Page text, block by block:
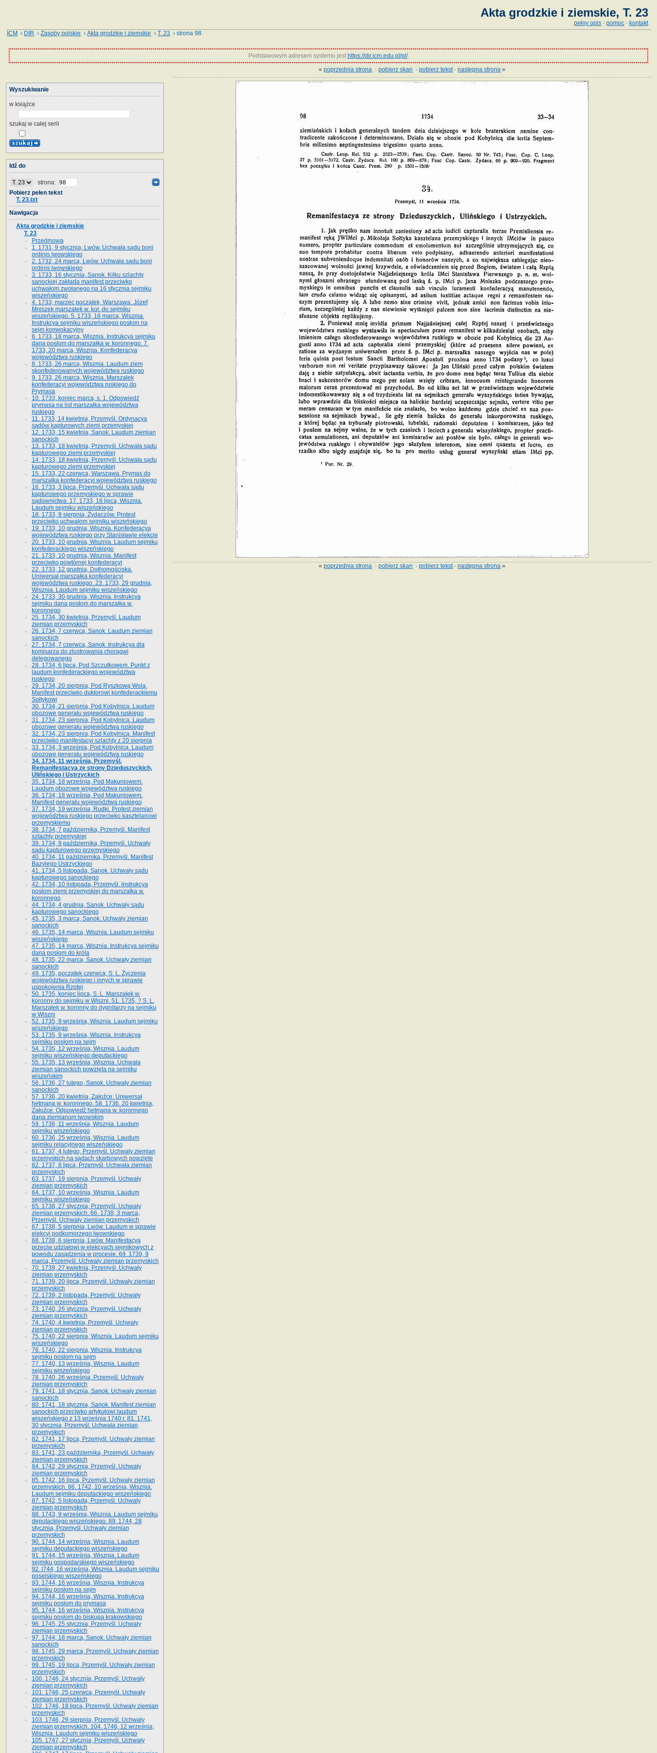
Akta grodzkie i ziemskie, T. 23
pełny opis · pomoc · kontakt
ICM › DIR ›Zasoby polskie ›Akta grodzkie i ziemskie ›T. 23 › strona 98
Podstawowym adresem systemu jest https://dir.icm.edu.pl/pl/.
«poprzednia strona ·pobierz skan ·pobierz tekst·następna strona »
«poprzednia strona ·pobierz skan ·pobierz tekst·następna strona »
Wyszukiwanie
w książce
szukaj w całej serii
Idź do
strona:
Pobierz pełen tekst
T. 23.txt
Nawigacja
Akta grodzkie i ziemskie
T. 23
Przedmowa
1. 1731, 9 stycznia, Lwów. Uchwała sądu boni
ordinis lwowskiego
2. 1732, 24 marca, Lwów. Uchwała sądu boni
ordinis lwowskiego
3. 1733, 16 stycznia, Sanok. Kilku szlachty
sanockiej zakłada manifest przeciwko
uchwałom zwołanego na 16 stycz­nia sejmiku
wiszeńskiego
4. 1733, marzec początek, Warszawa. Józef
Mniszek marszałek w. kor. do sejmiku
wiszeńskiego. 5. 1733, 16 marca, Wisznia.
Instrukcya sejmiku wiszeńskiego posłom na
sejm konwokacyjny
6. 1733, 18 marca, Wisznia. Instrukcya sejmiku
dana posłom do marszałka w. koronnego. 7.
1733, 20 marca, Wisznia. Konfederacya
województwa ruskiego
8. 1733, 26 marca, Wisznia. Laudum ziem
skonfederowanych województwa ruskiego
9. 1733, 26 marca, Wisznia. Marszałek
konfederacyi województwa ruskiego do
Prymasa
10. 1733, koniec marca, s. 1. Odpowiedź
prymasa na list marszałka województwa
ruskiego
11. 1733, 14 kwietnia, Przemyśl. Ordynacya
sądów kapturowych ziemi przemyskiej
12. 1733, 15 kwietnia, Sanok. Laudum ziemian
sanockich
13. 1733, 18 kwietnia, Przemyśl. Uchwała sądu
kapturowego ziemi przemyskiej
14. 1733, 18 kwietnia, Przemyśl. Uchwała sądu
kapturowego ziemi przemyskiej
15. 1733, 22 czerwca, Warszawa. Prymas do
marszałka konfederacyi województwa ruskiego
16. 1733, 3 lipca, Przemyśl. Uchwała sądu
kapturowego przemyskiego w sprawie
sądownictwa. 17. 1733, 16 lipca, Wisznia.
Laudum sejmiku wiszeńskiego
18. 1733, 9 sierpnia, Żydaczów. Protest
przeciwko uchwałom sejmiku wiszeńskiego
19. 1733, 10 grudnia, Wisznia. Konfederacya
województwa ruskiego przy Stanisławie elekcie
20. 1733, 10 grudnia, Wisznia. Laudum sejmiku
konfederackiego wiszeńskiego
21. 1733, 10 grudnia, Wisznia. Manifest
przeciwko powtórnej konfederacyi
22. 1733, 12 grudnia, Dołhomościska.
Uniwersał marszałka konfederacyi
województwa ruskiego. 23. 1733, 29 grudnia,
Wisznia. Laudum sejmiku wiszeńskiego
24. 1733, 30 grudnia, Wisznia. Instrukcya
sejmiku dana posłom do marszałka w.
koronnego
25. 1734, 30 kwietnia, Przemyśl. Laudum
ziemian przemyskich
26. 1734, 7 czerwca, Sanok. Laudum ziemian
sanockich
27. 1734, 7 czerwca, Sanok. Instrukcya dla
komisarza do zlustrowania chorągwi
delegowanego
28. 1734, 6 lipca, Pod Szczutkowem. Punkt z
laudum konfederackiego województwa
ruskiego
29. 1734, 20 sierpnia, Pod Ryszkową Wolą.
Manifest przeciwko duktorowi konfederackiemu
Sołtykowi
30. 1734, 21 sierpnia, Pod Kobylnicą. Laudum
obozowe generału województwa ruskiego
31. 1734, 23 sierpnia, Pod Kobylnicą. Laudum
obozowe generału województwa ruskiego
32. 1734, 23 sierpnia, Pod Kobylnicą. Manifest
przeciwko manifestacyi szlachty z 20 sierpnia
33. 1734, 3 września, Pod Kobylnicą. Laudum
obozowe generału województwa ruskiego
34. 1734, 11 września, Przemyśl.
Remanifestacya ze strony Dzieduszyckich,
Ulińskiego i Ustrzyckich
35. 1734, 18 września, Pod Makuniowem.
Laudum obozowe województwa ruskiego
36. 1734, 18 września, Pod Makuniowem.
Manifest generału województwa ruskiego
37. 1734, 19 września, Rudki. Protest ziemian
województwa ruskiego przeciwko kasztelanowi
przemyskiemu
38. 1734, 7 października, Przemyśl. Manifest
szlachty przemyskiej
39. 1734, 9 października, Przemyśl. Uchwały
sądu kapturowego przemyskiego
40. 1734, 11 października, Przemyśl. Manifest
Bazylego Ustrzyckiego
41. 1734, 5 listopada, Sanok. Uchwały sądu
kapturowego sanockiego
42. 1734, 10 listopada, Przemyśl. Instrukcya
posłom ziemi przemyskiej do marszałka w.
koronnego
44. 1734, 4 grudnia, Sanok. Uchwały sądu
kapturowego sanockiego
45. 1735, 3 marca, Sanok. Uchwały ziemian
sanockich
46. 1735, 14 marca, Wisznia. Laudum sejmiku
wiszeńskiego
47. 1735, 14 marca, Wisznia. Instrukcya sejmiku
dana posłom do króla
48. 1735, 22 marca, Sanok. Uchwały ziemian
sanockich
49. 1735, początek czerwca, S. L. Życzenia
województwa ruskiego i innych w sprawie
uspokojenia Rzptej
50. 1735, koniec lipca, S. L. Marszałek w.
koronny do sejmiku w Wiszni. 51. 1735, ? S. L.
Marszałek w. koronny do dygnitarzy na sejmiku
w Wiszni
52. 1735, 9 września, Wisznia. Laudum sejmiku
wiszeńskiego
53. 1735, 9 września, Wisznia. Instrukcya
sejmiku posłom na sejm
54. 1735, 12 września, Wisznia. Laudum
sejmiku wiszeńskiego deputackiego
55. 1735, 13 września, Wisznia. Uchwała
ziemian sanockich powzięta na sejmiku
wiszeńskim
56. 1736, 27 lutego, Sanok. Uchwały ziemian
sanockich
57. 1736, 20 kwietnia, Załoźce. Uniwersał
hetmana w. koronnego. 58. 1736. 20 kwietnia,
Załoźce. Odpowiedź hetmana w. koronnego
dana ziemianom lwowskim
59. 1736, 11 września, Wisznia. Laudum
sejmiku wiszeńskiego
60. 1736, 25 września, Wisznia. Laudum
sejmiku relacyjnego wiszeńskiego
61. 1737, 4 lutego, Przemyśl. Uchwały ziemian
przemyskich na sądach skarbowych powzięte
62. 1737, 8 lipca, Przemyśl. Uchwała ziemian
przemyskich
63. 1737, 19 sierpnia, Przemyśl. Uchwały
ziemian przemyskich
64. 1737, 10 września, Wisznia. Laudum
sejmiku wiszeńskiego
65. 1738, 27 stycznia, Przemyśl. Uchwały
ziemian przemyskich­­. 66. 1738, 3 marca,
Przemyśl. Uchwały ziemian przemyskich­
67. 1738, 5 sierpnia, Lwów. Laudum w sprawie
elekcyi podkomorzego lwowskiego
68. 1738, 6 sierpnia, Lwów. Manifestacya
przeciw udziałowi w elekcyach sejmikowych z
powodu zasądzenia w procesie. 69. 1739, 9
marca, Przemyśl. Uchwały ziemian przemyskich
70. 1739, 27 kwietnia, Przemyśl. Uchwały
ziemian przemyskich
71. 1739, 20 lipca, Przemyśl. Uchwały ziemian
przemyskich
72. 1739, 2 listopada, Przemyśl. Uchwały
ziemian przemyskich
73. 1740, 26 stycznia, Przemyśl. Uchwały
ziemian przemyskich
74. 1740, 4 kwietnia, Przemyśl. Uchwały
ziemian przemyskich
75. 1740, 22 sierpnia, Wisznia. Laudum sejmiku
wiszeńskiego
76. 1740, 22 sierpnia, Wisznia. Instrukcya
sejmiku posłom na sejm
77. 1740, 13 września, Wisznia. Laudum
sejmiku wiszeńskiego
78. 1740, 26 września, Przemyśl. Uchwały
ziemian przemyskich
79. 1741, 18 stycznia, Sanok. Uchwały ziemian
sanockich
80. 1741, 18 stycznia, Sanok. Manifest ziemian
sanockich przeciwko artykułowi laudum
wiszeńskiego z 13 wrze­śnia 1740 r. 81. 1741,
30 stycznia, Przemyśl. Uchwała ziemian
przemyskich
82. 1741, 17 lipca, Przemyśl. Uchwały ziemian
przemyskich
83. 1741, 23 października, Przemyśl. Uchwały
ziemian przemyskich
84. 1742, 29 stycznia, Przemyśl. Uchwały
ziemian przemyskich
85. 1742, 16 lipca, Przemyśl. Uchwały ziemian
przemyskich. 86. 1742, 10 września, Wisznia.
Laudum sejmiku deputackiego wiszeńskiego
87. 1742, 5 listopada, Przemyśl. Uchwały
ziemian przemyskich
88. 1743, 9 września, Wisznia. Laudum sejmiku
deputackiego wiszeńskiego. 89. 1744, 28
stycznia, Przemyśl. Uchwały ziemian
przemyskich
90. 1744, 14 września, Wisznia. Laudum
sejmiku deputackiego wiszeńskiego
91. 1744, 15 września, Wisznia. Laudum
sejmiku gospodarskiego wiszeńskiego
92. l744, 16 września, Wisznia. Laudum sejmiku
poselskiego wiszeńskiego
93. 1744, 16 września, Wisznia. Instrukcya
sejmiku posłom na sejm
94. 1744, 16 września, Wisznia. Instrukcya
sejmiku posłom do prymasa
95. 1744, 16 września, Wisznia. Instrukcya
sejmiku posłom do biskupa krakowskiego
96. 1745, 25 stycznia, Przemyśl. Uchwały
ziemian przemyskich
97. 1744, 18 marca, Sanok. Uchwały ziemian
sanockich
98. 1745, 29 marca, Przemyśl. Uchwały ziemian
przemyskich
99. 1745, 19 lipca, Przemyśl. Uchwały ziemian
przemyskich
100. 1746, 24 stycznia, Przemyśl. Uchwały
ziemian przemyskich
101. 1746, 25 czerwca, Przemyśl. Uchwały
ziemian przemyskich
102. 1746, 18 lipca, Przemyśl. Uchwały ziemian
przemyskich
103. 1746, 29 sierpnia, Przemyśl. Uchwały
ziemian przemyskich. 104. 1746, 12 września,
Wisznia. Laudum sejmiku wiszeńskiego
105. 1747, 27 stycznia, Przemyśl. Uchwały
ziemian przemyskich